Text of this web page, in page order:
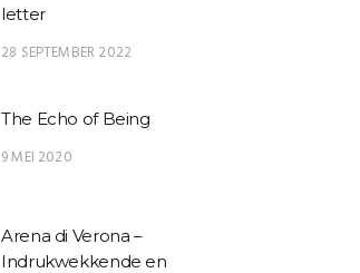
letter
28 SEPTEMBER 2022
The Echo of Being
9 MEI 2020
Arena di Verona –
Indrukwekkende en